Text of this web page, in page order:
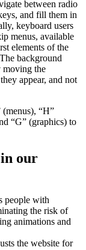
between radio
and fill them in
keyboard users
menus, available
elements of the
background
moving the
appear, and not
(menus), “H”
“G” (graphics) to
our
people with
the risk of
animations and
the website for